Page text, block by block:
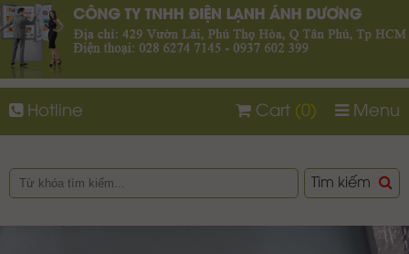
Hotline Menu
Cart (0)
Tìm kiếm